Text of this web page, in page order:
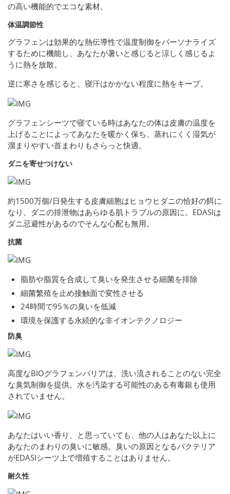
の高い機能的でエコな素材。
体温調節性
グラフェンは効果的な熱伝導性で温度制御をパーソナライズ
するために機能し、あなたが暑いと感じると涼しく感じるよ
うに熱を放散。
逆に寒さを感じると、寝汗はかかない程度に熱をキープ。
グラフェンシーツで寝ている時はあなたの体は皮膚の温度を
上げることによってあなたを暖かく保ち、蒸れにくく湿気が
溜まりやすい首まわりもさらっと快適。
ダニを寄せつけない
約1500万個/日発生する皮膚細胞はヒョウヒダニの恰好の餌に
なり、ダニの排泄物はあらゆる肌トラブルの原因に。EDASIは
ダニ忌避性があるのでそんな心配も無用。
抗菌
脂肪や脂質を合成して臭いを発生させる細菌を排除
細菌繁殖を止め接触面で変性させる
24時間で95％の臭いを低減
環境を保護する永続的な非イオンテクノロジー
防臭
高度なBIOグラフェンバリアは、洗い流されることのない完全
な臭気制御を提供。水を汚染する可能性のある有毒銀も使用
されていません。
あなたはいい香り、と思っていても、他の人はあなた以上に
あなたのまわりの臭いに敏感。臭いの原因となるバクテリア
がEDASIシーツ上で増殖することはありません。
耐久性